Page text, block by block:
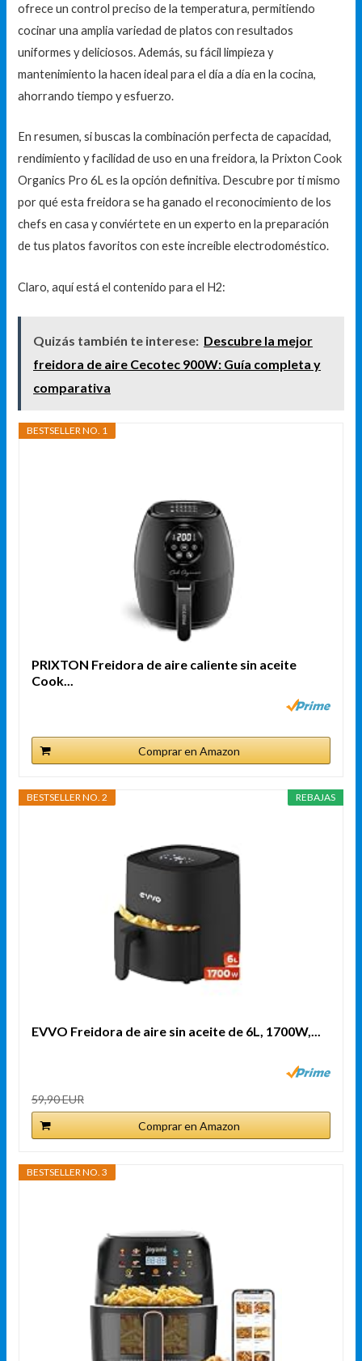
ofrece un control preciso de la temperatura, permitiendo
cocinar una amplia variedad de platos con resultados
uniformes y deliciosos. Además, su fácil limpieza y
mantenimiento la hacen ideal para el día a día en la cocina,
ahorrando tiempo y esfuerzo.
En resumen, si buscas la combinación perfecta de capacidad,
rendimiento y facilidad de uso en una freidora, la Prixton Cook
Organics Pro 6L es la opción definitiva. Descubre por ti mismo
por qué esta freidora se ha ganado el reconocimiento de los
chefs en casa y conviértete en un experto en la preparación
de tus platos favoritos con este increíble electrodoméstico.
Claro, aquí está el contenido para el H2:
Quizás también te interese: Descubre la mejor
freidora de aire Cecotec 900W: Guía completa y
comparativa
BESTSELLER NO. 1
PRIXTON Freidora de aire caliente sin aceite
Cook...
Comprar en Amazon
REBAJAS
BESTSELLER NO. 2
EVVO Freidora de aire sin aceite de 6L, 1700W,...
59,90 EUR
Comprar en Amazon
BESTSELLER NO. 3